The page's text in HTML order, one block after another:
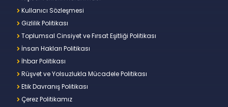
Kullanıcı Sözleşmesi
Gizlilik Politikası
Toplumsal Cinsiyet ve Fırsat Eşitliği Politikası
İnsan Hakları Politikası
İhbar Politikası
Rüşvet ve Yolsuzlukla Mücadele Politikası
Etik Davranış Politikası
Çerez Politikamız